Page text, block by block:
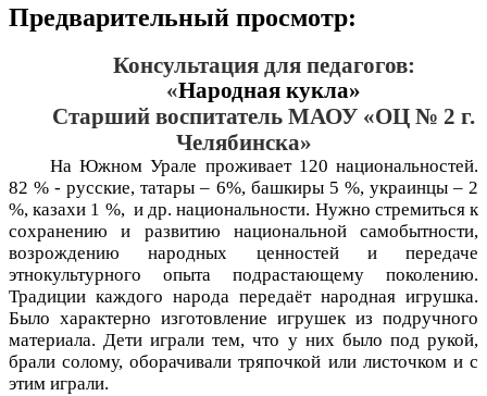
Предварительный просмотр:
Консультация для педагогов:
«Народная кукла»
Старший воспитатель МАОУ «ОЦ № 2 г.
Челябинска»
На Южном Урале проживает 120 национальностей.
82 % - русские, татары – 6%, башкиры 5 %, украинцы – 2
%, казахи 1 %, и др. национальности. Нужно стремиться к
сохранению и развитию национальной самобытности,
возрождению народных ценностей и передаче
этнокультурного опыта подрастающему поколению.
Традиции каждого народа передаёт народная игрушка.
Было характерно изготовление игрушек из подручного
материала. Дети играли тем, что у них было под рукой,
брали солому, оборачивали тряпочкой или листочком и с
этим играли.